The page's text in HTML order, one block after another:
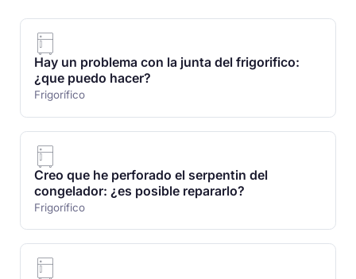
Hay un problema con la junta del frigorifico:
¿que puedo hacer?
Frigorífico
Creo que he perforado el serpentin del
congelador: ¿es posible repararlo?
Frigorífico